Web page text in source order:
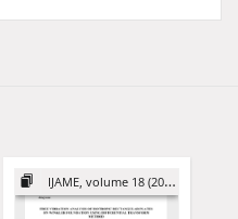
IJAME, volume 18 (2013)